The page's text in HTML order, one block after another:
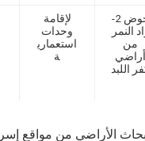
حوض 2-
النمر
من
أراضي
اللبد
لإقامة
وحدات
استعماري
ة
الأراضي من مواقع